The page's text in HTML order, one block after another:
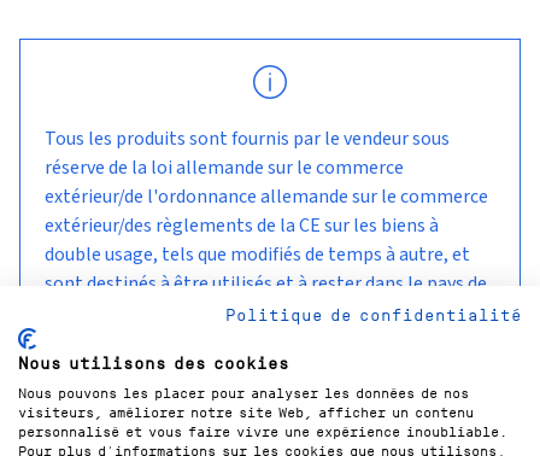
Tous les produits sont fournis par le vendeur sous
réserve de la loi allemande sur le commerce
extérieur/de l'ordonnance allemande sur le commerce
extérieur/des règlements de la CE sur les biens à
double usage, tels que modifiés de temps à autre, et
sont destinés à être utilisés et à rester dans le pays de
livraison convenu avec le client.Politique de confidentialité
Nous utilisons des cookies
Nous pouvons les placer pour analyser les données de nos
visiteurs, améliorer notre site Web, afficher un contenu
personnalisé et vous faire vivre une expérience inoubliable.
Pour plus d'informations sur les cookies que nous utilisons,